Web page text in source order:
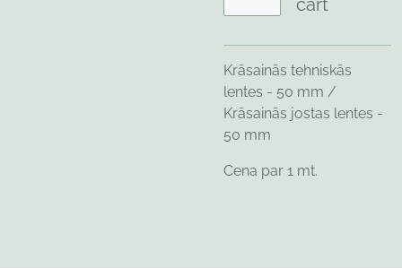
cart
Krāsainās tehniskās
lentes - 50 mm /
Krāsainās jostas lentes -
50 mm
Cena par 1 mt.